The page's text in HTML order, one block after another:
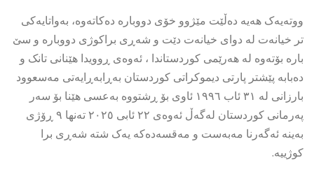
ووتەیەک هەیە دەڵێت مێژوو خۆی دووبارە دەکاتەوە، بەواتایەکی
تر خیانەت لە دوای خیانەت دێت و شەڕی براکوژی دووبارە و سێ
بارە بۆتەوە لە هەرێمی کوردستاندا ، ئەوەی ڕوویدا هێنانی تانک و
دەبابە پێشتر پارتی دیموکراتی کوردستان بەڕابەڕایەتی مەسعوود
بارزانی لە ٣١ ئاب ١٩٩٦ ئاوی بۆ ڕشتووە بەعسی هێنا بۆ سەر
پەرمانی کوردستان لەگەڵ ئەوەی ٢٢ ئابی ٢٠٢٥ تەنها ٩ ڕۆژی
بەینە ئەگەرنا مەبەست و مەقسەدەکە یەک شتە شەڕی برا
کوژییە.